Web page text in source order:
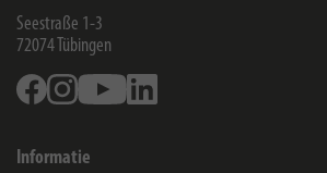
Seestraße 1-3
72074 Tübingen
FacebookInstagramYoutube
Informatie